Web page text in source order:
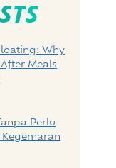
Why
Meals
Perlu